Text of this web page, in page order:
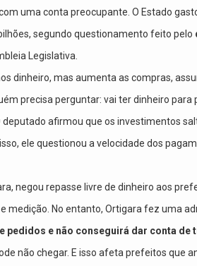
uma conta preocupante. O Estado
segundo questionamento feito pelo
Legislativa.
dinheiro, mas aumenta as compras,
precisa perguntar: vai ter dinheiro para
afirmou que os investimentos
ele questionou a velocidade dos
negou repasse livre de dinheiro aos
medição. No entanto, Ortigara fez uma
pedidos e não conseguirá dar conta de
não chegar. E isso afeta prefeitos que